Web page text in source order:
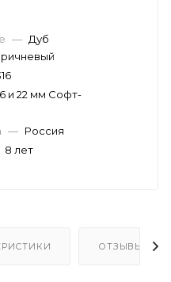
— Дуб
и 22 мм Софт-
— Россия
8 лет
ОТЗЫВЫ